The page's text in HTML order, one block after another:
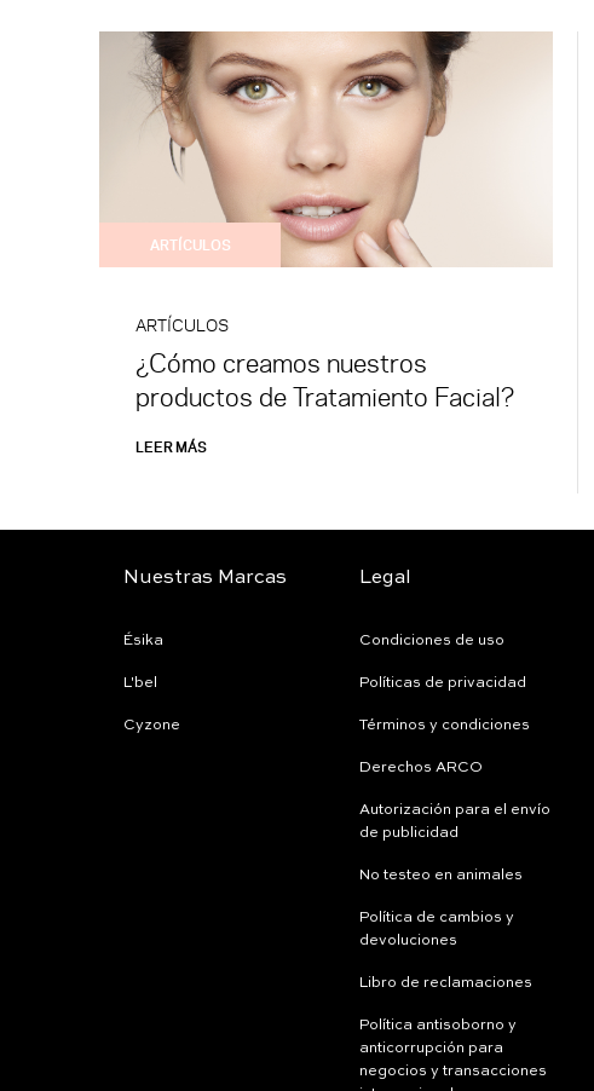
ARTÍCULOS
ARTÍCULOS
¿Cómo creamos nuestros
productos de Tratamiento Facial?
LEER MÁS
Nuestras Marcas
Ésika
L'bel
Cyzone
Legal
Condiciones de uso
Políticas de privacidad
Términos y condiciones
Derechos ARCO
Autorización para el envío
de publicidad
No testeo en animales
Política de cambios y
devoluciones
Libro de reclamaciones
Política antisoborno y
anticorrupción para
negocios y transacciones